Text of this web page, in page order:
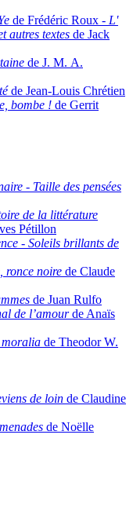
de Frédéric Roux - L'
autres textes de Jack
de J. M. A.
de Jean-Louis Chrétien
bombe ! de Gerrit
- Taille des pensées
de la littérature
Pétillon
- Soleils brillants de
ronce noire de Claude
de Juan Rulfo
de l’amourde Anaïs
de Theodor W.
de loin de Claudine
de Noëlle